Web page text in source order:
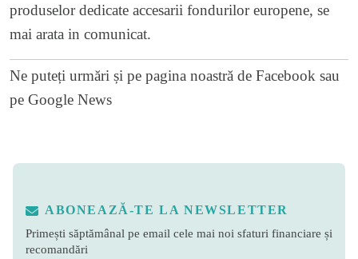
produselor dedicate accesarii fondurilor europene, se
mai arata in comunicat.
Ne puteți urmări și pe pagina noastră de Facebook sau
pe Google News
ABONEAZĂ-TE LA NEWSLETTER
Primești săptămânal pe email cele mai noi sfaturi financiare și
recomandări